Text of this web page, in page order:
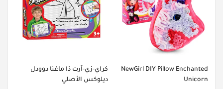
NewGirl DIY Pillow Enchanted
Unicorn
كراي-زي-آرت ذا ماغنا دوودل
ديلوكس الأصلي